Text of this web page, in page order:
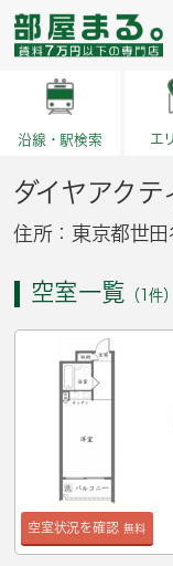
沿線・駅検索 エ
ダイヤアクテ
住所：東京都世
空室一覧 （1件）
空室状況を確認 無料